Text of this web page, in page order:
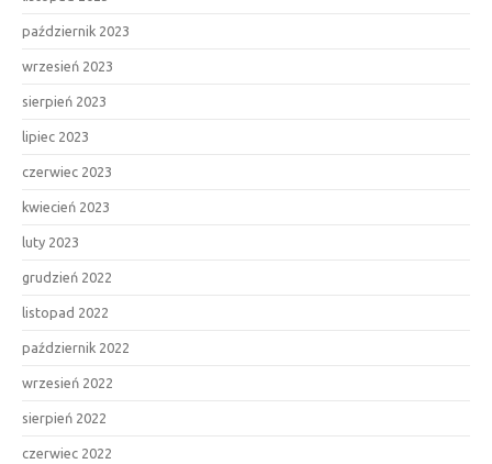
październik 2023
wrzesień 2023
sierpień 2023
lipiec 2023
czerwiec 2023
kwiecień 2023
luty 2023
grudzień 2022
listopad 2022
październik 2022
wrzesień 2022
sierpień 2022
czerwiec 2022